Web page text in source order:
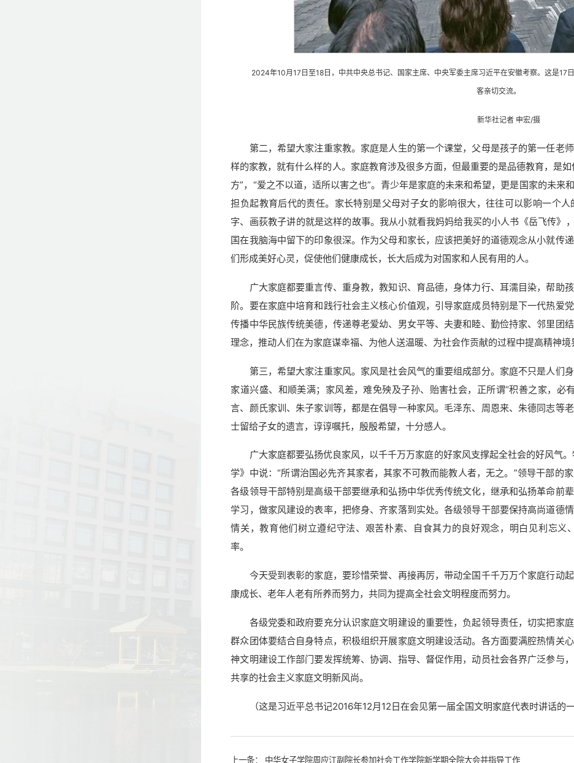
2024年10月17日至18日，中共中央总书记、国家主席、中央军委主席习近平在安徽考察。这是17
客亲切交流。
新华社记者 申宏/摄
第二，希望大家注重家教。家庭是人生的第一个课堂，父母是孩子的第一任老
样的家教，就有什么样的人。家庭教育涉及很多方面，但最重要的是品德教育，是
方”，“爱之不以道，适所以害之也”。青少年是家庭的未来和希望，更是国家的未来
担负起教育后代的责任。家长特别是父母对子女的影响很大，往往可以影响一个
字、画荻教子讲的就是这样的故事。我从小就看我妈妈给我买的小人书《岳飞传》
国在我脑海中留下的印象很深。作为父母和家长，应该把美好的道德观念从小就传
们形成美好心灵，促使他们健康成长，长大后成为对国家和人民有用的人。
广大家庭都要重言传、重身教，教知识、育品德，身体力行、耳濡目染，帮助
阶。要在家庭中培育和践行社会主义核心价值观，引导家庭成员特别是下一代热爱
传播中华民族传统美德，传递尊老爱幼、男女平等、夫妻和睦、勤俭持家、邻里团
理念，推动人们在为家庭谋幸福、为他人送温暖、为社会作贡献的过程中提高精
第三，希望大家注重家风。家风是社会风气的重要组成部分。家庭不只是人们
家道兴盛、和顺美满；家风差，难免殃及子孙、贻害社会，正所谓“积善之家，必
言、颜氏家训、朱子家训等，都是在倡导一种家风。毛泽东、周恩来、朱德同志等
士留给子女的遗言，谆谆嘱托，殷殷希望，十分感人。
广大家庭都要弘扬优良家风，以千千万万家庭的好家风支撑起全社会的好风气
学》中说：“所谓治国必先齐其家者，其家不可教而能教人者，无之。”领导干部的
各级领导干部特别是高级干部要继承和弘扬中华优秀传统文化，继承和弘扬革命前
学习，做家风建设的表率，把修身、齐家落到实处。各级领导干部要保持高尚道德
情关，教育他们树立遵纪守法、艰苦朴素、自食其力的良好观念，明白见利忘义
率。
今天受到表彰的家庭，要珍惜荣誉、再接再厉，带动全国千千万万个家庭行动
康成长、老年人老有所养而努力，共同为提高全社会文明程度而努力。
各级党委和政府要充分认识家庭文明建设的重要性，负起领导责任，切实把家
群众团体要结合自身特点，积极组织开展家庭文明建设活动。各方面要满腔热情关
神文明建设工作部门要发挥统筹、协调、指导、督促作用，动员社会各界广泛参与
共享的社会主义家庭文明新风尚。
（这是习近平总书记2016年12月12日在会见第一届全国文明家庭代表时讲话的一
上一条： 中华女子学院周应江副院长参加社会工作学院新学期全院大会并指导工作